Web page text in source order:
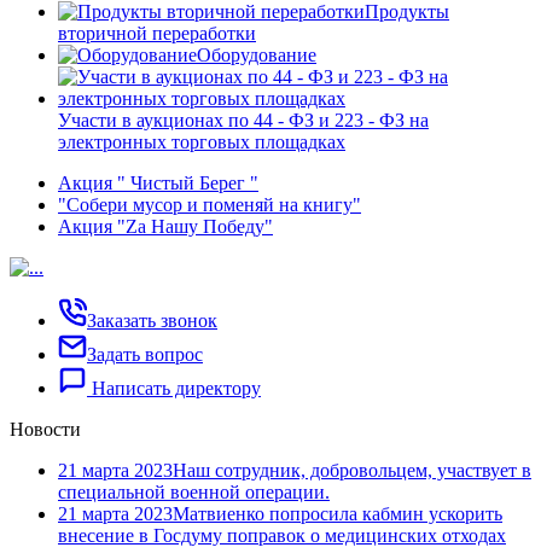
Продукты
вторичной переработки
Оборудование
Участи в аукционах по 44 - ФЗ и 223 - ФЗ на
электронных торговых площадках
Акция " Чистый Берег "
"Собери мусор и поменяй на книгу"
Акция "Za Нашу Победу"
Заказать звонок
Задать вопрос
Написать директору
Новости
21 марта 2023Наш сотрудник, добровольцем, участвует в
специальной военной операции.
21 марта 2023Матвиенко попросила кабмин ускорить
внесение в Госдуму поправок о медицинских отходах